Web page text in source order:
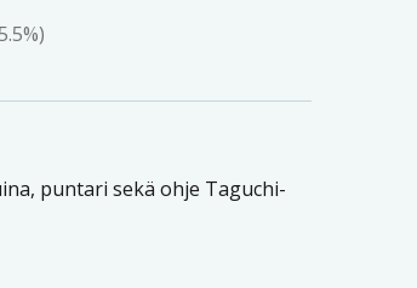
puntari sekä ohje Taguchi-